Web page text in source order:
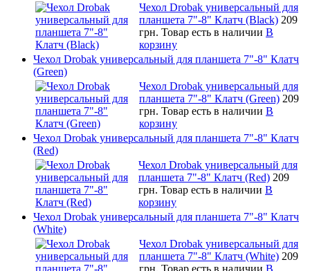
Чехол Drobak универсальный для
планшета 7"-8" Клатч (Black) 209
грн. Товар есть в наличии В
корзину
Чехол Drobak универсальный для планшета 7"-8" Клатч
(Green)
Чехол Drobak универсальный для
планшета 7"-8" Клатч (Green) 209
грн. Товар есть в наличии В
корзину
Чехол Drobak универсальный для планшета 7"-8" Клатч
(Red)
Чехол Drobak универсальный для
планшета 7"-8" Клатч (Red) 209
грн. Товар есть в наличии В
корзину
Чехол Drobak универсальный для планшета 7"-8" Клатч
(White)
Чехол Drobak универсальный для
планшета 7"-8" Клатч (White) 209
грн. Товар есть в наличии В